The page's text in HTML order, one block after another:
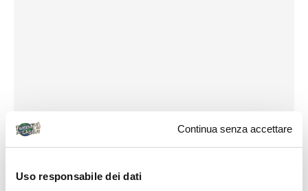
Continua senza accettare
Uso responsabile dei dati